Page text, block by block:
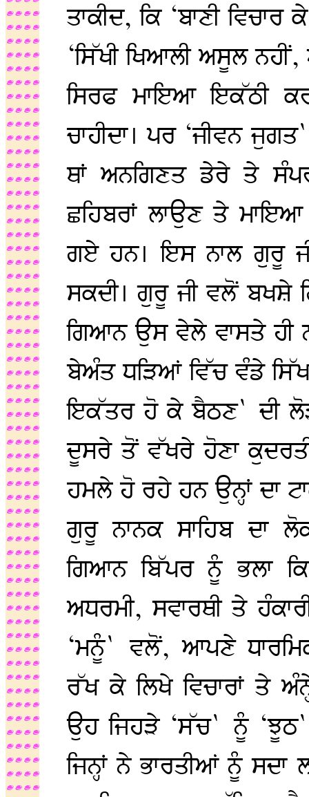
ਤਾਕੀਦ, ਕਿ ‘ਬਾਣੀ
‘ਸਿੱਖੀ ਖਿਆਲੀ ਅਸੂਲ
ਸਿਰਫ ਮਾਇਆ ਇਕੱਠੀ
ਚਾਹੀਦਾ। ਪਰ ‘ਜੀਵਨ
ਥਾਂ ਅਨਗਿਣਤ ਡੇਰੇ ਤੇ
ਛਹਿਬਰਾਂ ਲਾਉਣ ਤੇ
ਗਏ ਹਨ। ਇਸ ਨਾਲ ਗੁਰੂ
ਸਕਦੀ। ਗੁਰੂ ਜੀ ਵਲੋਂ ਬਖਸ਼ੇ
ਗਿਆਨ ਉਸ ਵੇਲੇ ਵਾਸਤੇ ਹੀ
ਬੇਅੰਤ ਧੜਿਆਂ ਵਿੱਚ ਵੰਡੇ
ਇਕੱਤਰ ਹੋ ਕੇ ਬੈਠਣ` ਦੀ
ਦੂਸਰੇ ਤੋਂ ਵੱਖਰੇ ਹੋਣਾ
ਹਮਲੇ ਹੋ ਰਹੇ ਹਨ ਉਨ੍ਹਾਂ ਦਾ
ਗੁਰੂ ਨਾਨਕ ਸਾਹਿਬ ਦਾ
ਗਿਆਨ ਬਿੱਪਰ ਨੂੰ ਭਲਾ
ਅਧਰਮੀ, ਸਵਾਰਥੀ ਤੇ
‘ਮਨੂੰ` ਵਲੋਂ, ਆਪਣੇ
ਰੱਖ ਕੇ ਲਿਖੇ ਵਿਚਾਰਾਂ ਤੇ
ਉਹ ਜਿਹੜੇ ‘ਸੱਚ` ਨੂੰ
ਜਿਨ੍ਹਾਂ ਨੇ ਭਾਰਤੀਆਂ ਨੂੰ